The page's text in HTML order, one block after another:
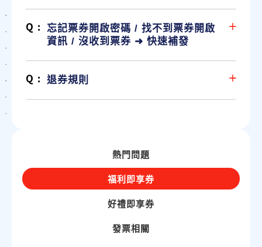
熱門問題
福利即享券
好禮即享券
發票相關
忘記票券開啟密碼 / 找不到票券開啟
資訊 / 沒收到票券 ➜ 快速補發
退券規則